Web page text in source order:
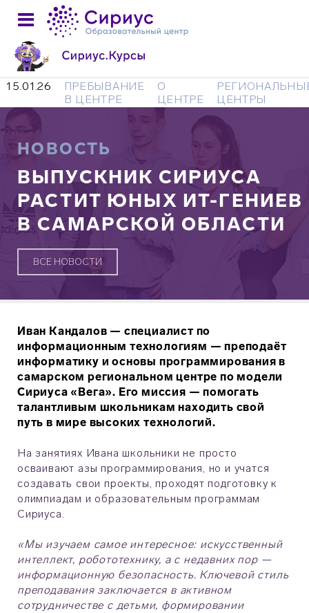
15.01.26
ПРЕБЫВАНИЕ
В ЦЕНТРЕ
О
ЦЕНТРЕ
ЦЕНТРЫ
НОВОСТЬ
ВЫПУСКНИК СИРИУСА
РАСТИТ ЮНЫХ ИТ-ГЕНИЕВ
В САМАРСКОЙ ОБЛАСТИ
ВСЕ НОВОСТИ
Иван Кандалов — специалист по
информационным технологиям — преподаёт
информатику и основы программирования в
самарском региональном центре по модели
Сириуса «Вега». Его миссия — помогать
талантливым школьникам находить свой
путь в мире высоких технологий.
На занятиях Ивана школьники не просто
осваивают азы программирования, но и учатся
создавать свои проекты, проходят подготовку к
олимпиадам и образовательным программам
Сириуса.
«Мы изучаем самое интересное: искусственный
интеллект, робототехнику, а с недавних пор —
информационную безопасность. Ключевой стиль
преподавания заключается в активном
сотрудничестве с детьми, формировании